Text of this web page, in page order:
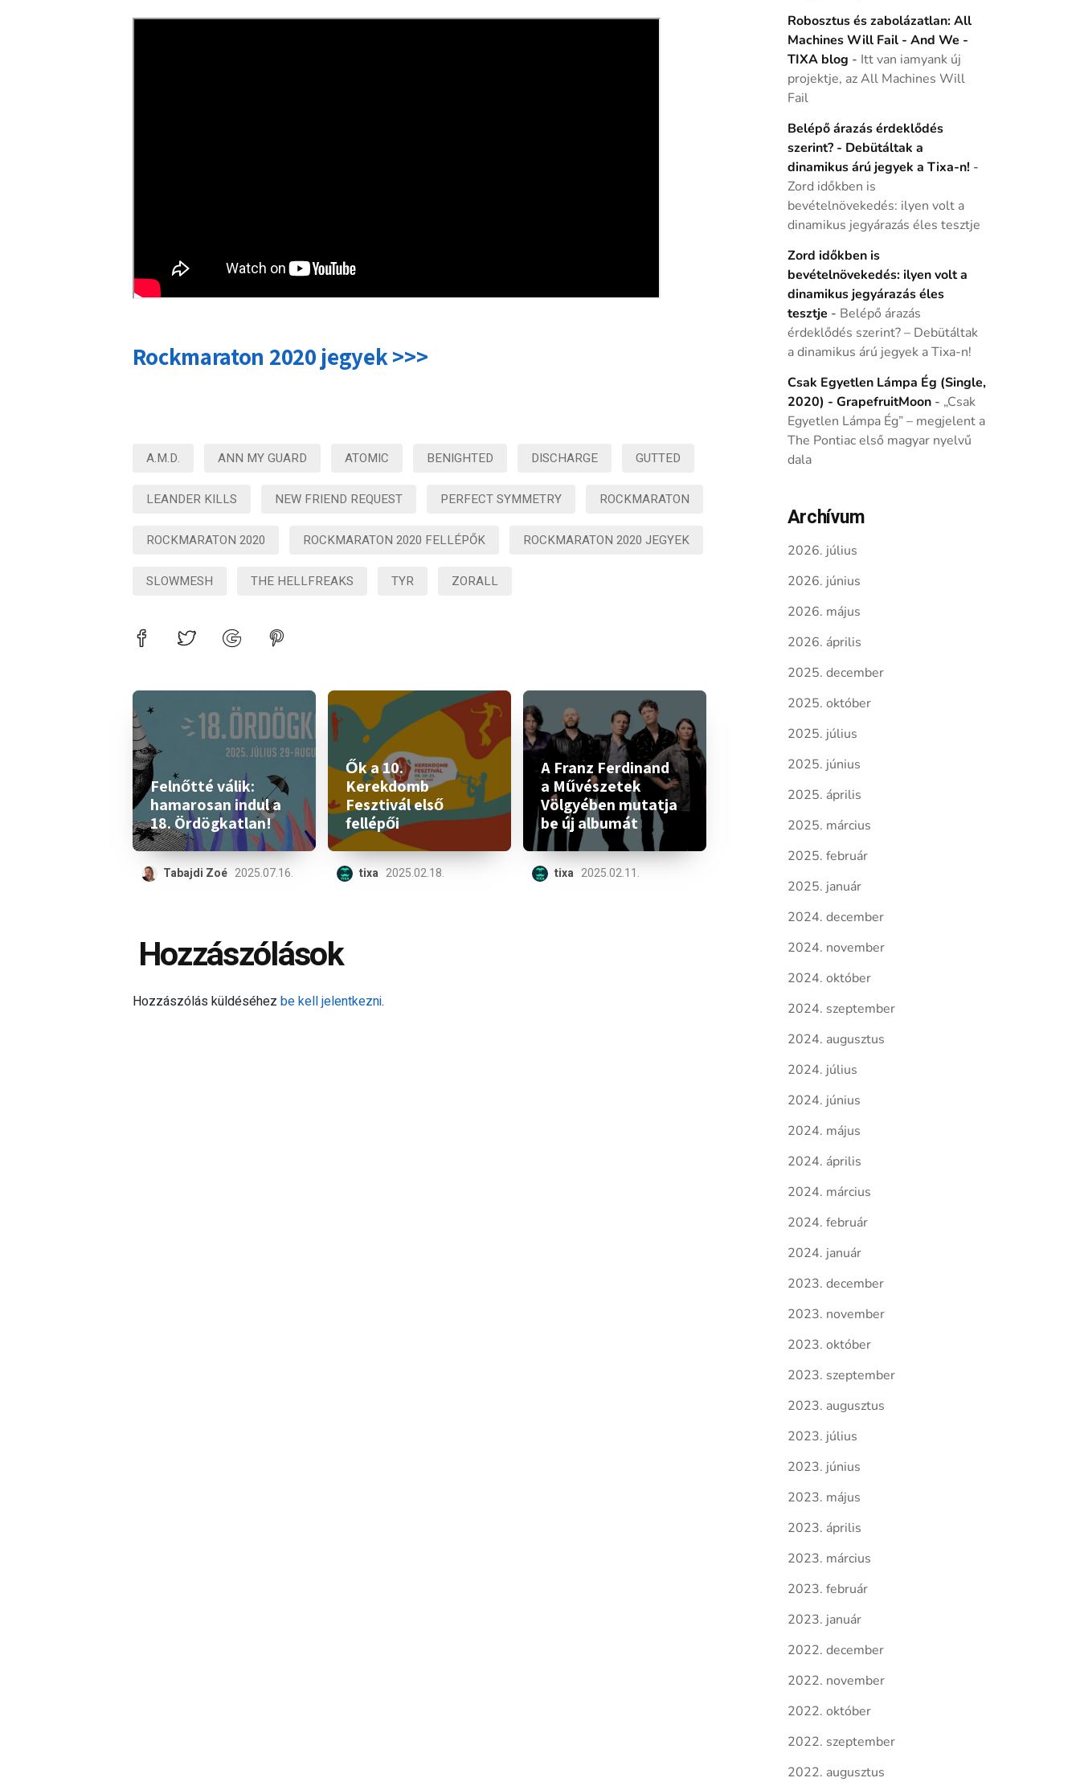
Rockmaraton 2020 jegyek >>>
A.M.D. ANN MY GUARD ATOMIC BENIGHTED DISCHARGE GUTTED
LEANDER KILLS NEW FRIEND REQUEST PERFECT SYMMETRY ROCKMARATON
ROCKMARATON 2020 ROCKMARATON 2020 FELLÉPŐK ROCKMARATON 2020 JEGYEK
SLOWMESH THE HELLFREAKS TYR ZORALL
Felnőtté válik:
hamarosan indul a
18. Ördögkatlan!
Tabajdi Zoé 2025.07.16.
Ők a 10.
Kerekdomb
Fesztivál első
fellépői
tixa 2025.02.18.
A Franz Ferdinand
a Művészetek
Völgyében mutatja
be új albumát
tixa 2025.02.11.
Hozzászólások
Hozzászólás küldéséhez be kell jelentkezni.
Robosztus és zabolázatlan: All
Machines Will Fail - And We -
TIXA blog - Itt van iamyank új
projektje, az All Machines Will
Fail
Belépő árazás érdeklődés
szerint? - Debütáltak a
dinamikus árú jegyek a Tixa-n! -
Zord időkben is
bevételnövekedés: ilyen volt a
dinamikus jegyárazás éles tesztje
Zord időkben is
bevételnövekedés: ilyen volt a
dinamikus jegyárazás éles
tesztje - Belépő árazás
érdeklődés szerint? – Debütáltak
a dinamikus árú jegyek a Tixa-n!
Csak Egyetlen Lámpa Ég (Single,
2020) - GrapefruitMoon- „Csak
Egyetlen Lámpa Ég” – megjelent a
The Pontiac első magyar nyelvű
dala
Archívum
2026. július
2026. június
2026. május
2026. április
2025. december
2025. október
2025. július
2025. június
2025. április
2025. március
2025. február
2025. január
2024. december
2024. november
2024. október
2024. szeptember
2024. augusztus
2024. július
2024. június
2024. május
2024. április
2024. március
2024. február
2024. január
2023. december
2023. november
2023. október
2023. szeptember
2023. augusztus
2023. július
2023. június
2023. május
2023. április
2023. március
2023. február
2023. január
2022. december
2022. november
2022. október
2022. szeptember
2022. augusztus